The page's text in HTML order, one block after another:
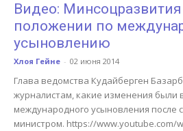
Видео:
положении по
усыновлению
Хлоя Гейне - 02 июня 2014
Глава ведомства Кудайберген
журналистам, какие изменения были
международного усыновления после
министром. https://www.youtube.com/